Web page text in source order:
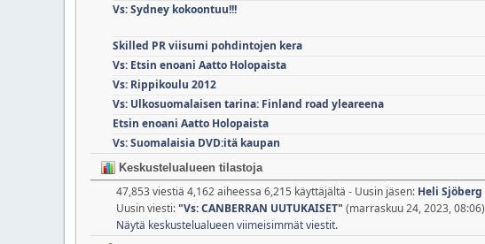
Vs: Sydney kokoontuu!!!
Skilled PR viisumi pohdintojen kera
Vs: Etsin enoani Aatto Holopaista
Vs: Rippikoulu 2012
Vs: Ulkosuomalaisen tarina: Finland road yleareena
Etsin enoani Aatto Holopaista
Vs: Suomalaisia DVD:itä kaupan
Keskustelualueen tilastoja
47,853 viestiä 4,162 aiheessa 6,215 käyttäjältä - Uusin jäsen: Heli Sjöberg
Uusin viesti:"Vs: CANBERRAN UUTUKAISET" (marraskuu 24, 2023, 08:06)
Näytä keskustelualueen viimeisimmät viestit.